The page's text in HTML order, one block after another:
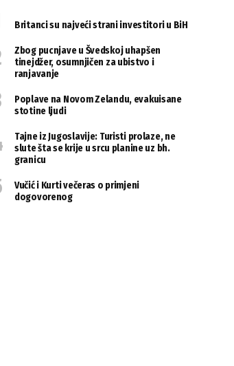
Britanci su najveći strani investitori u BiH
Zbog pucnjave u Švedskoj uhapšen
tinejdžer, osumnjičen za ubistvo i
ranjavanje
Poplave na Novom Zelandu, evakuisane
stotine ljudi
Tajne iz Jugoslavije: Turisti prolaze, ne
slute šta se krije u srcu planine uz bh.
granicu
Vučić i Kurti večeras o primjeni
dogovorenog